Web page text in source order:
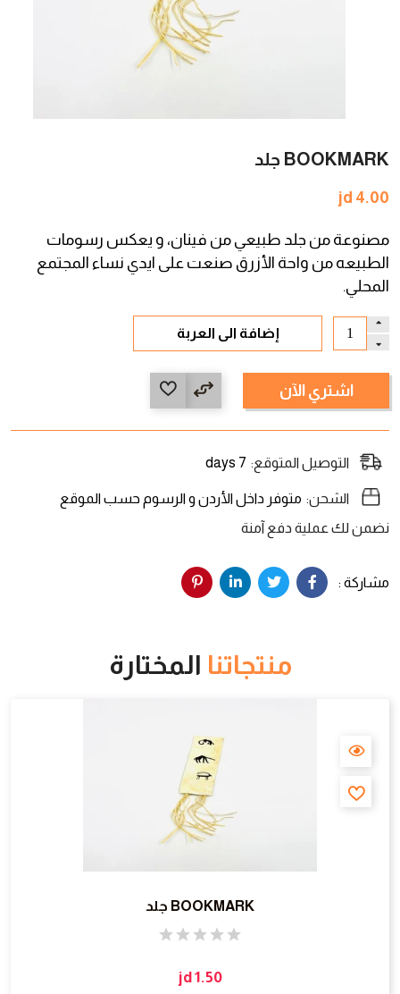
BOOKMARK جلد
jd 4.00
مصنوعة من جلد طبيعي من فينان، و يعكس رسومات
الطبيعه من واحة الأزرق صنعت على ايدي نساء المجتمع
المحلي.
إضافة الى العربة
اشتري الآن
التوصيل المتوقع: 7 days
الشحن: متوفر داخل الأردن و الرسوم حسب الموقع
نضمن لك عملية دفع آمنة
مشاركة :
منتجاتنا المختارة
BOOKMARK جلد
jd 1.50